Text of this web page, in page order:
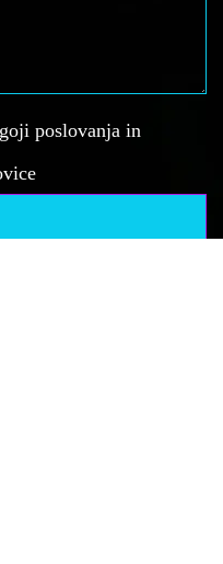
poslovanja in